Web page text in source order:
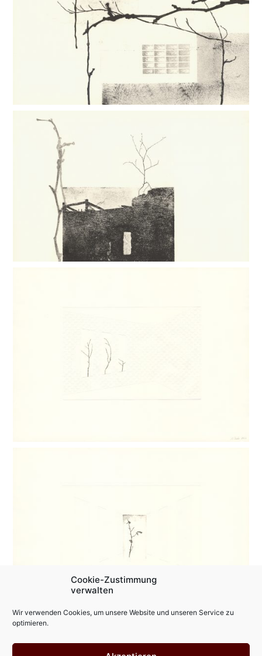
Cookie-Zustimmung
verwalten
Wir verwenden Cookies, um unsere Website und unseren Service zu
optimieren.